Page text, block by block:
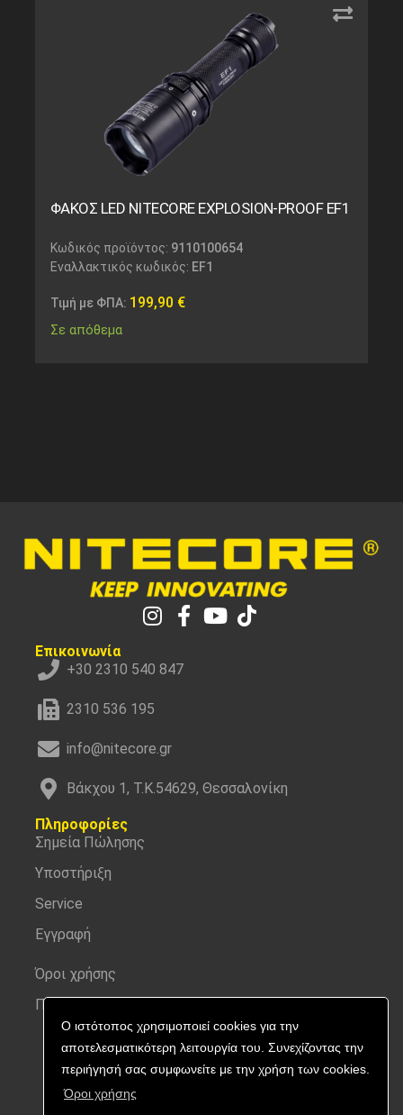
Ο ιστότοπος χρησιμοποιεί cookies για την
αποτελεσματικότερη λειτουργία του. Συνεχίζοντας την
περιήγησή σας συμφωνείτε με την χρήση των cookies.
Όροι χρήσης
ΦΑΚΟΣ LED NITECORE EXPLOSION-PROOF EF1
Κωδικός προϊόντος: 9110100654
Εναλλακτικός κωδικός: EF1
Τιμή με ΦΠΑ: 199,90 €
Σε απόθεμα
Επικοινωνία
+30 2310 540 847
2310 536 195
info@nitecore.gr
Βάκχου 1, Τ.Κ.54629, Θεσσαλονίκη
Πληροφορίες
Σημεία Πώλησης
Υποστήριξη
Service
Εγγραφή
Όροι χρήσης
Προσωπικά δεδομένα